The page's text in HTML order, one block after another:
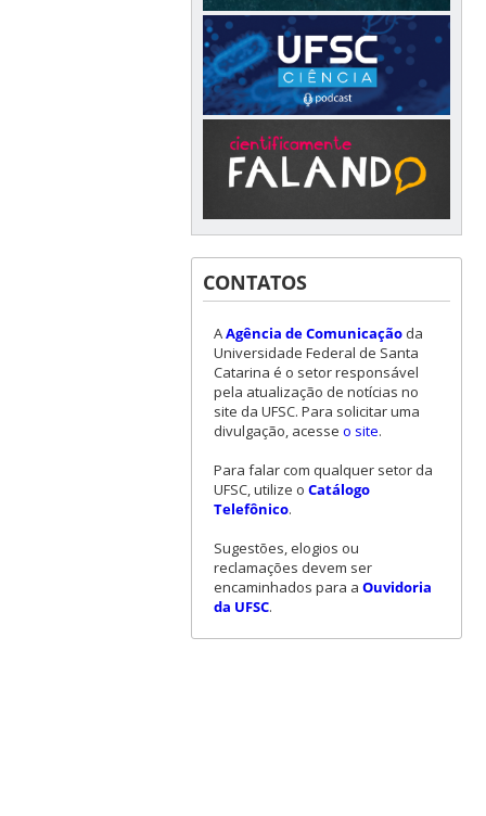
CONTATOS
AAgência de Comunicaçãoda
Universidade Federal de Santa
Catarina é o setor responsável
pela atualização de notícias no
site da UFSC. Para solicitar uma
divulgação, acesse o site.
Para falar com qualquer setor da
UFSC, utilize o Catálogo
Telefônico.
Sugestões, elogios ou
reclamações devem ser
encaminhados para a Ouvidoria
da UFSC.